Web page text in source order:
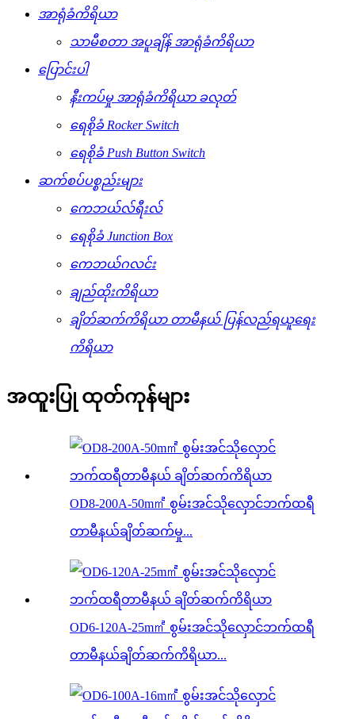
အာရုံခံကိရိယာ
သာမီစတာ အပူချိန် အာရုံခံကိရိယာ
ပြောင်းပါ
နီးကပ်မှု အာရုံခံကိရိယာ ခလုတ်
ရေစိုခံ Rocker Switch
ရေစိုခံ Push Button Switch
ဆက်စပ်ပစ္စည်းများ
ကေဘယ်လ်ရီးလ်
ရေစိုခံ Junction Box
ကေဘယ်ဂလင်း
ချည်ထိုးကိရိယာ
ချိတ်ဆက်ကိရိယာ တာမီနယ် ပြန်လည်ရယူရေး
ကိရိယာ
အထူးပြု ထုတ်ကုန်များ
OD8-200A-50m㎡ စွမ်းအင်သိုလှောင်ဘက်ထရီ
တာမီနယ်ချိတ်ဆက်မှု...
OD6-120A-25m㎡ စွမ်းအင်သိုလှောင်ဘက်ထရီ
တာမီနယ်ချိတ်ဆက်ကိရိယာ...